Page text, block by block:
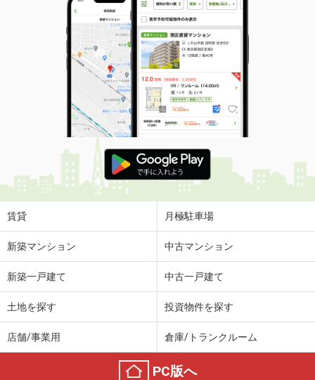
賃貸 月極駐車場
新築マンション 中古マンション
新築一戸建て 中古一戸建て
土地を探す 投資物件を探す
店舗/事業用 倉庫/トランクルーム
PC版へ